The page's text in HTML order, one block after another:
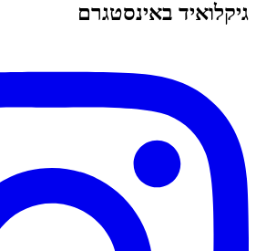
גיקלואיד באינסטגרם